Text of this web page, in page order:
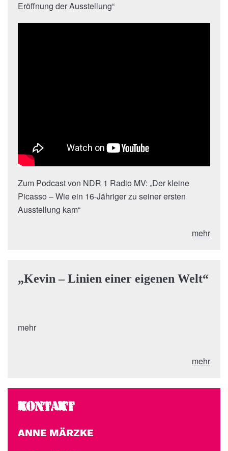
Eröffnung der Ausstellung“
Zum Podcast von NDR 1 Radio MV: „Der kleine
Picasso – Wie ein 16-Jähriger zu seiner ersten
Ausstellung kam“
mehr
„Kevin – Linien einer eigenen Welt“
mehr
mehr
KONTAKT
ANNE MÄRZKE